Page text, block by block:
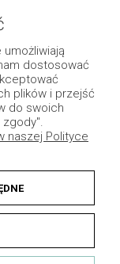
dostosować
plików i przejść
do swoich
naszej Polityce